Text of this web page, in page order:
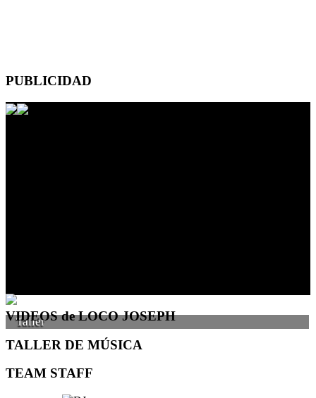
PUBLICIDAD
Taller
VIDEOS de LOCO JOSEPH
TALLER DE MÚSICA
TEAM STAFF